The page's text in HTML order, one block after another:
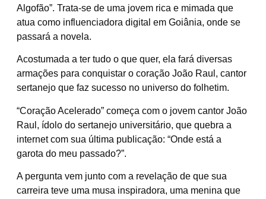
Algofão”. Trata-se de uma jovem rica e mimada que
atua como influenciadora digital em Goiânia, onde se
passará a novela.
Acostumada a ter tudo o que quer, ela fará diversas
armações para conquistar o coração João Raul, cantor
sertanejo que faz sucesso no universo do folhetim.
“Coração Acelerado” começa com o jovem cantor João
Raul, ídolo do sertanejo universitário, que quebra a
internet com sua última publicação: “Onde está a
garota do meu passado?”.
A pergunta vem junto com a revelação de que sua
carreira teve uma musa inspiradora, uma menina que